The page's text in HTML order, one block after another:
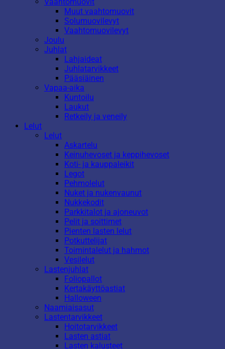
Muut vaahtomuovit
Solumuovilevyt
Vaahtomuovilevyt
Joulu
Juhlat
Lahjaideat
Juhlatarvikkeet
Pääsiäinen
Vapaa-aika
Kuntoilu
Laukut
Retkeily ja veneily
Lelut
Lelut
Askartelu
Keinuhevoset ja keppihevoset
Koti- ja kauppaleikit
Legot
Pehmolelut
Nuket ja nukenvaunut
Nukkekodit
Parkkitalot ja ajoneuvot
Pelit ja soittimet
Pienten lasten lelut
Potkuttelijat
Toimintalelut ja hahmot
Vesilelut
Lastenjuhlat
Foliopallot
Kertakäyttöastiat
Halloween
Naamiaisasut
Lastentarvikkeet
Hoitotarvikkeet
Lasten astiat
Lasten kalusteet